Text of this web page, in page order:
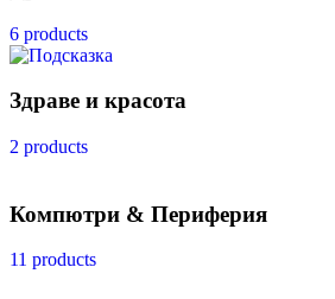
6 products
Здраве и красота
2 products
Компютри & Периферия
11 products